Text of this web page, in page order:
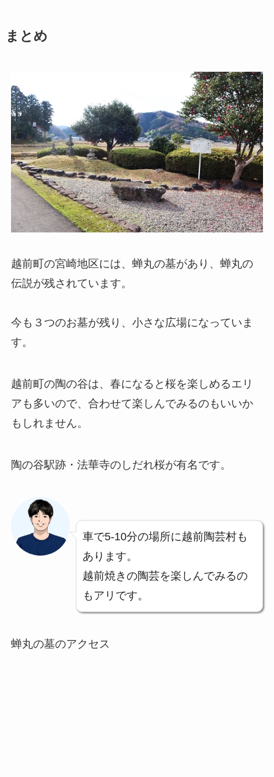
まとめ
越前町の宮崎地区には、蝉丸の墓があり、蝉丸の
伝説が残されています。
今も３つのお墓が残り、小さな広場になっていま
す。
越前町の陶の谷は、春になると桜を楽しめるエリ
アも多いので、合わせて楽しんでみるのもいいか
もしれません。
陶の谷駅跡・法華寺のしだれ桜が有名です。
車で5-10分の場所に越前陶芸村も
あります。
越前焼きの陶芸を楽しんでみるの
もアリです。
蝉丸の墓のアクセス